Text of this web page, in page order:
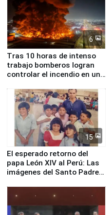
6
Tras 10 horas de intenso
trabajo bomberos logran
controlar el incendio en una
de Chile
15
El esperado retorno del
papa León XIV al Perú: Las
imágenes del Santo Padre